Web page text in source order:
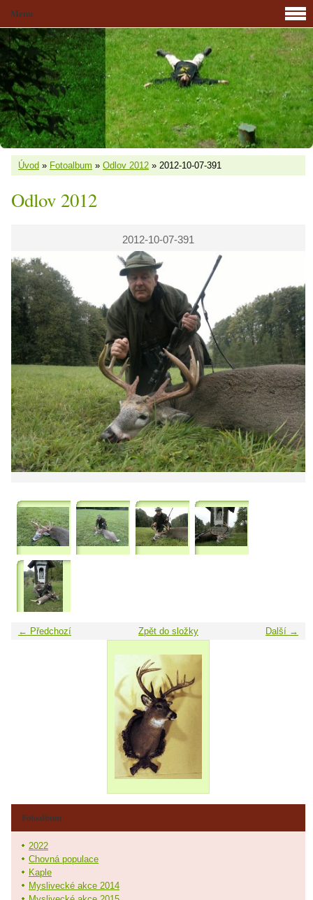
Úvod » Fotoalbum » Odlov 2012 » 2012-10-07-391
Odlov 2012
2012-10-07-391
← Předchozí Další →
Zpět do složky
Menu
Fotoalbum
2022
Chovná populace
Kaple
Myslivecké akce 2014